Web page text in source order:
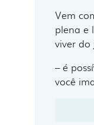
Vem
plena e
viver do
– é
você